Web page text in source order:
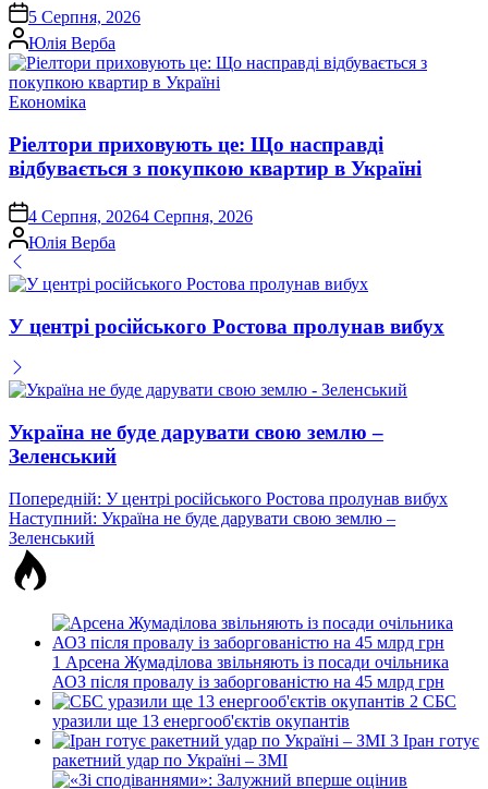
on 5 Серпня, 2026
Опубліковано
Юлія Верба
Опублікувати
Економіка
Ріелтори приховують це: Що насправді
відбувається з покупкою квартир в Україні
on4 Серпня, 20264 Серпня, 2026
Опубліковано
Юлія Верба
У центрі російського Ростова пролунав вибух
Україна не буде дарувати свою землю –
Зеленський
Навігація
записів
Попередній: У центрі російського Ростова пролунав вибух
Наступний: Україна не буде дарувати свою землю –
Зеленський
1 Арсена Жумаділова звільняють із посади очільника
АОЗ після провалу із заборгованістю на 45 млрд грн
2 СБС
уразили ще 13 енергооб'єктів окупантів
3 Іран готує
ракетний удар по Україні – ЗМІ